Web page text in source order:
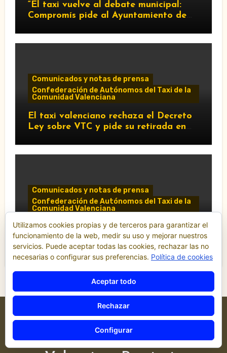
“El taxi vuelve al debate municipal:
Compromís pide al Ayuntamiento de
reclame cambios en la regulación de
Comunicados y notas de prensa
Confederación de Autónomos del Taxi de la
Comunidad Valenciana
El taxi valenciano rechaza el Decreto
Ley sobre VTC y pide su retirada en
Comunicados y notas de prensa
Confederación de Autónomos del Taxi de la
Comunidad Valenciana
«La CTACV carga contra el nuevo
Decreto Ley y acusa al Consell de
favorecer a las VTC»
Federación Sindical del Taxi de
Utilizamos cookies propias y de terceros para garantizar el
funcionamiento de la web, medir su uso y mejorar nuestros
servicios. Puede aceptar todas las cookies, rechazar las no
necesarias o configurar sus preferencias. Política de cookies
Aceptar todo
Rechazar
Configurar